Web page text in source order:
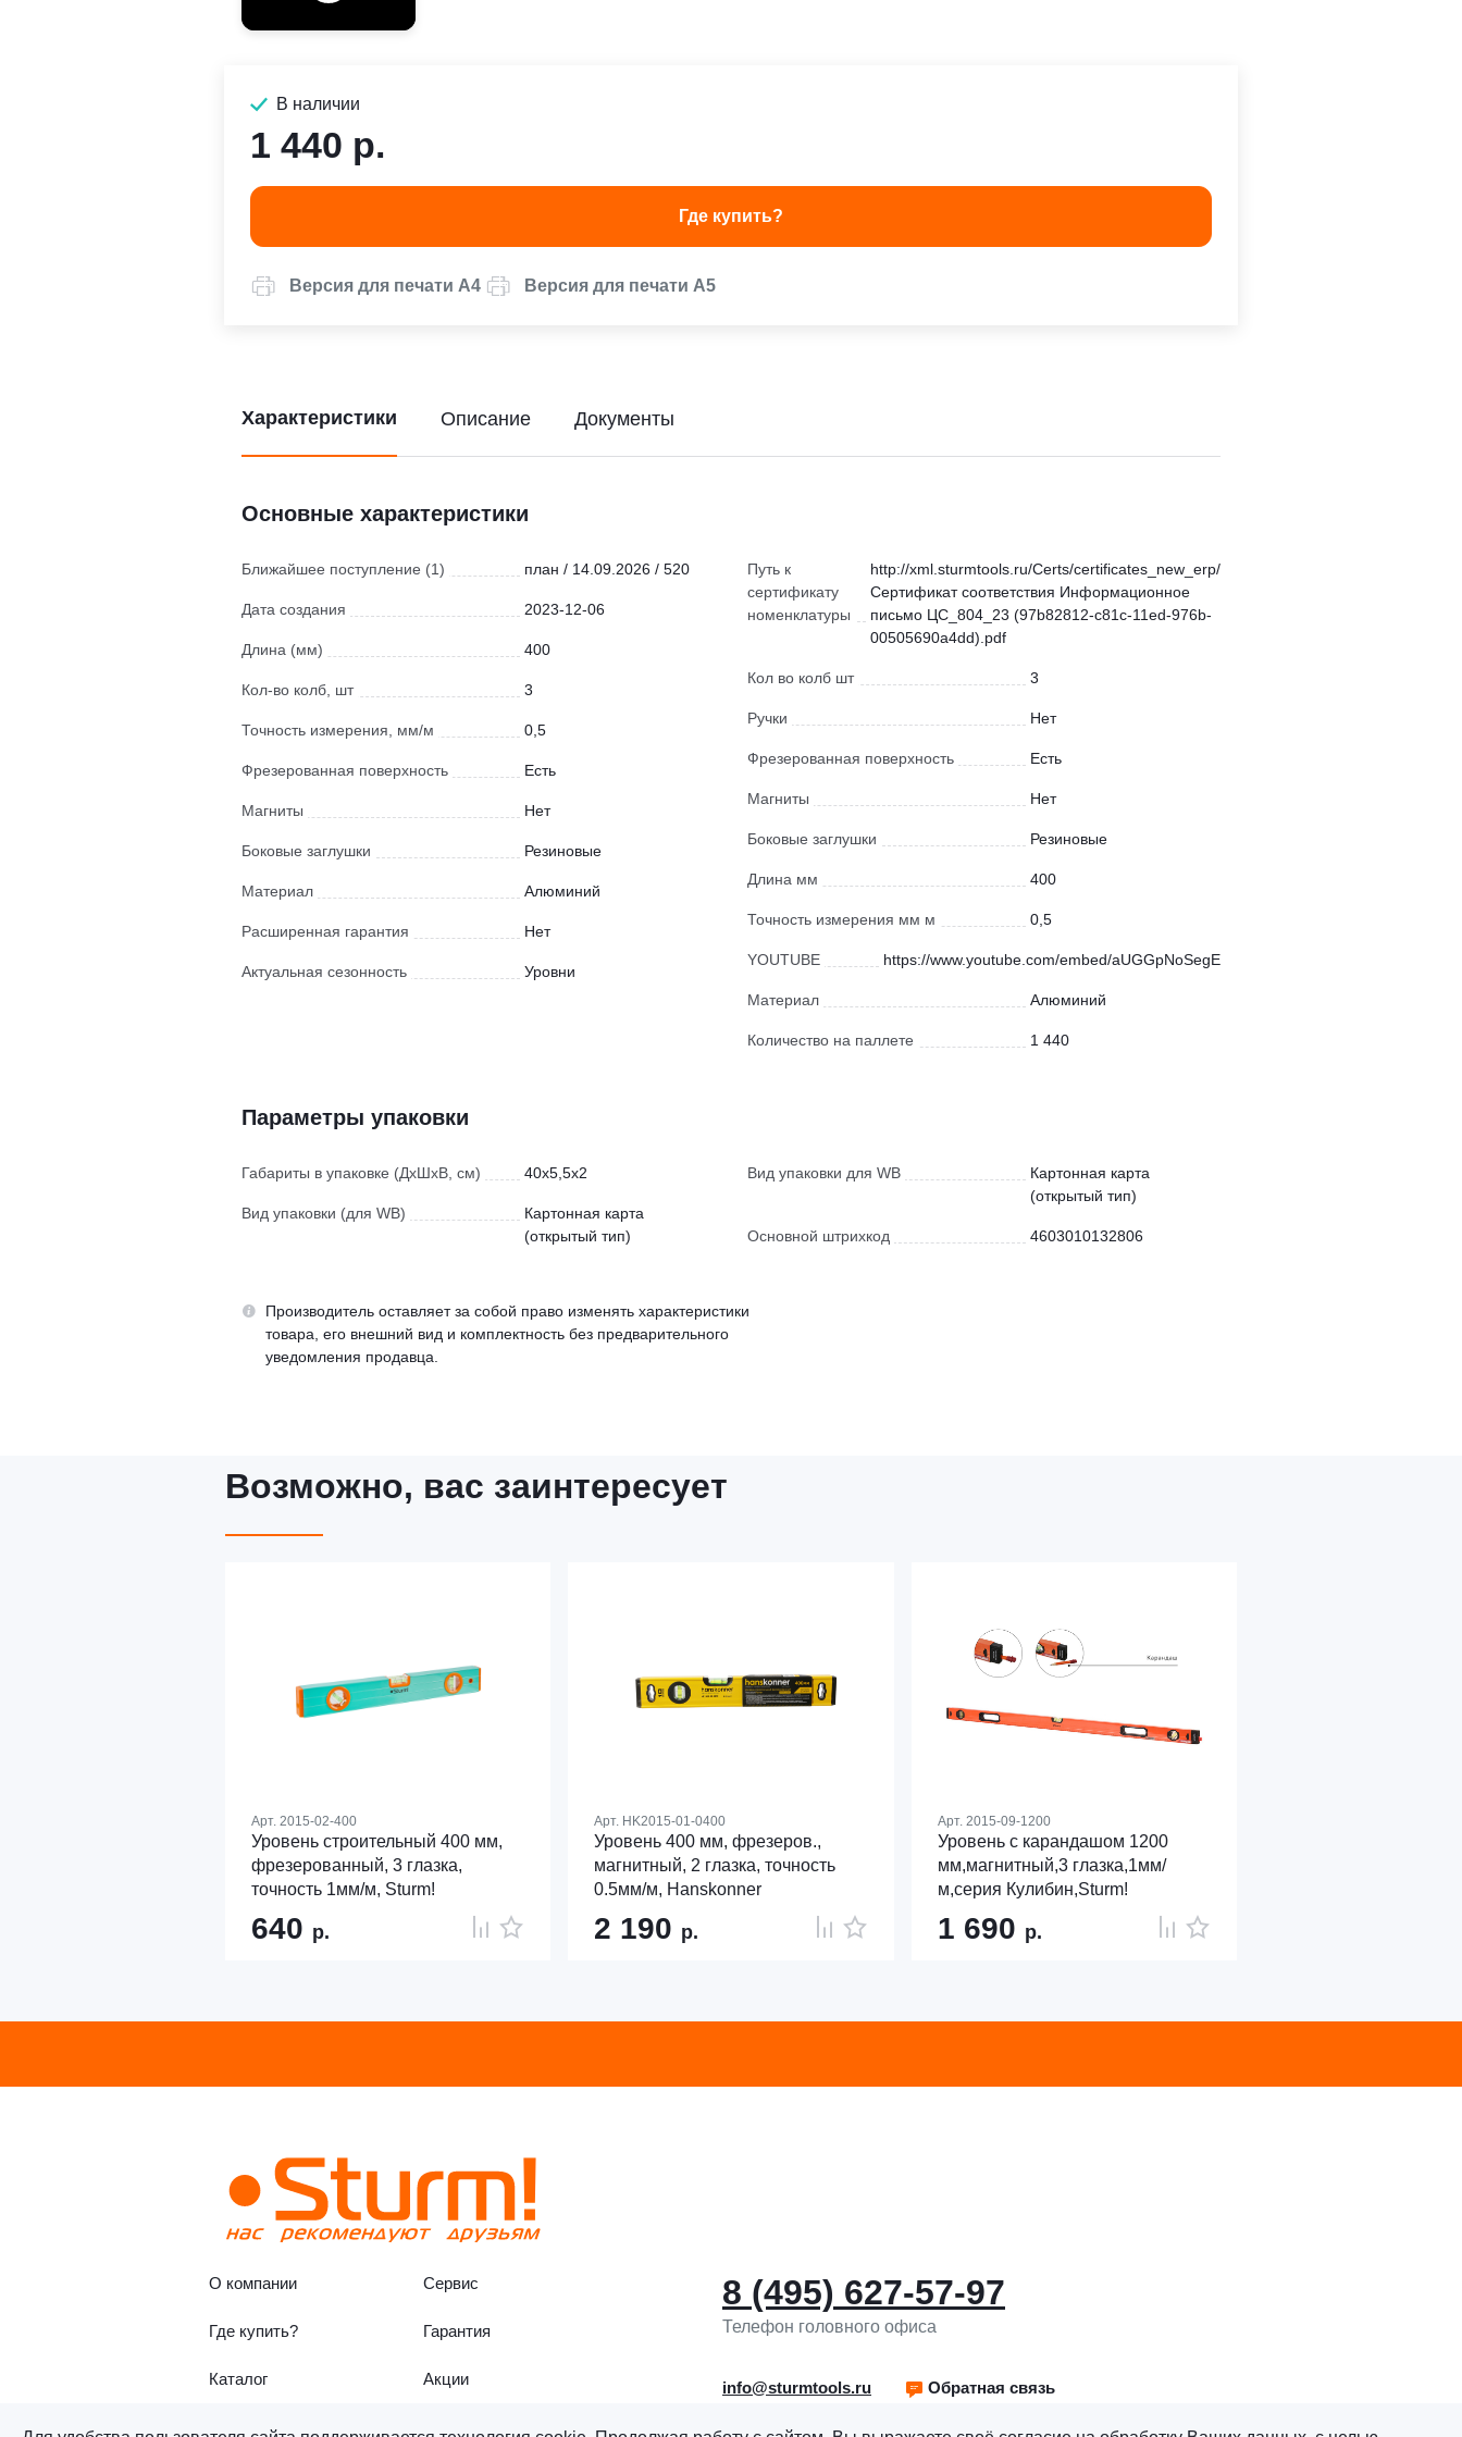
В наличии
1 440 р.
Где купить?
Версия для печати А4 Версия для печати А5
Характеристики
Основные характеристики
Ближайшее поступление (1) план / 14.09.2026 / 520
Дата создания 2023-12-06
Длина (мм) 400
Кол-во колб, шт 3
Точность измерения, мм/м 0,5
Фрезерованная поверхность Есть
Магниты Нет
Боковые заглушки Резиновые
Материал Алюминий
Расширенная гарантия Нет
Актуальная сезонность Уровни
Путь к
сертификату
номенклатуры
http://xml.sturmtools.ru/Certs/certificates_new_erp/
Сертификат соответствия Информационное
письмо ЦС_804_23 (97b82812-c81c-11ed-976b-
00505690a4dd).pdf
Кол во колб шт 3
Ручки Нет
Фрезерованная поверхность Есть
Магниты Нет
Боковые заглушки Резиновые
Длина мм 400
Точность измерения мм м 0,5
YOUTUBE https://www.youtube.com/embed/aUGGpNoSegE
Материал Алюминий
Количество на паллете 1 440
Параметры упаковки
Габариты в упаковке (ДхШхВ, см) 40x5,5x2
Вид упаковки (для WB)
Картонная карта
(открытый тип)
Вид упаковки для WB
Картонная карта
(открытый тип)
Основной штрихкод 4603010132806
Производитель оставляет за собой право изменять характеристики
товара, его внешний вид и комплектность без предварительного
уведомления продавца.
Описание Документы
Возможно, вас заинтересует
Арт. 2015-02-400
Уровень строительный 400 мм,
фрезерованный, 3 глазка,
точность 1мм/м, Sturm!
640 р.
Арт. HK2015-01-0400
Уровень 400 мм, фрезеров.,
магнитный, 2 глазка, точность
0.5мм/м, Hanskonner
2 190 р.
Арт. 2015-09-1200
Уровень с карандашом 1200
мм,магнитный,3 глазка,1мм/
м,серия Кулибин,Sturm!
1 690 р.
О компании Сервис
Где купить? Гарантия
Каталог Акции
8 (495) 627-57-97
Телефон головного офиса
info@sturmtools.ru Обратная связь